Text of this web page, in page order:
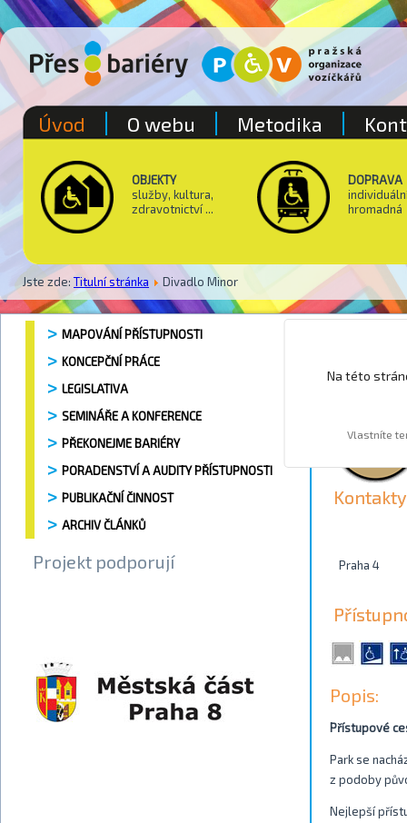
OBJEKTY
služby, kultura,
zdravotnictví ...
DOPRAVA
hromadná
Jste zde: Titulní stránka Divadlo Minor
Úvod O webu Metodika
MAPOVÁNÍ PŘÍSTUPNOSTI
KONCEPČNÍ PRÁCE
LEGISLATIVA
SEMINÁŘE A KONFERENCE
PŘEKONEJME BARIÉRY
PORADENSTVÍ A AUDITY PŘÍSTUPNOSTI
PUBLIKAČNÍ ČINNOST
ARCHIV ČLÁNKŮ
Projekt podporují
Park Na
Kontakty
Praha 4
Popis:
Přístupové
Park se
z podoby
Nejlepší
Na této
Vlastníte